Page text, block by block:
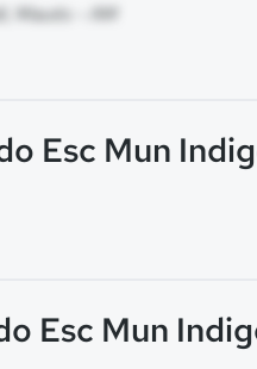
Maués - AM
Esc Mun
Esc Mun